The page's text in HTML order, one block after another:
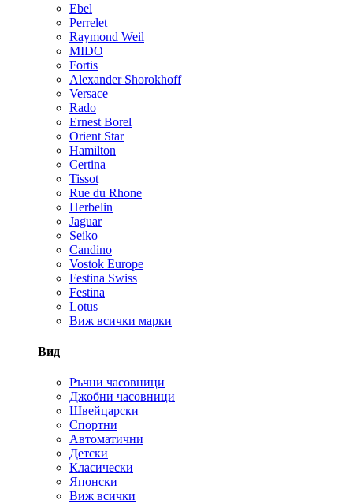
Ebel
Perrelet
Raymond Weil
MIDO
Fortis
Alexander Shorokhoff
Versace
Rado
Ernest Borel
Orient Star
Hamilton
Certina
Tissot
Rue du Rhone
Herbelin
Jaguar
Seiko
Candino
Vostok Europe
Festina Swiss
Festina
Lotus
Виж всички марки
Вид
Ръчни часовници
Джобни часовници
Швейцарски
Спортни
Автоматични
Детски
Класически
Японски
Виж всички